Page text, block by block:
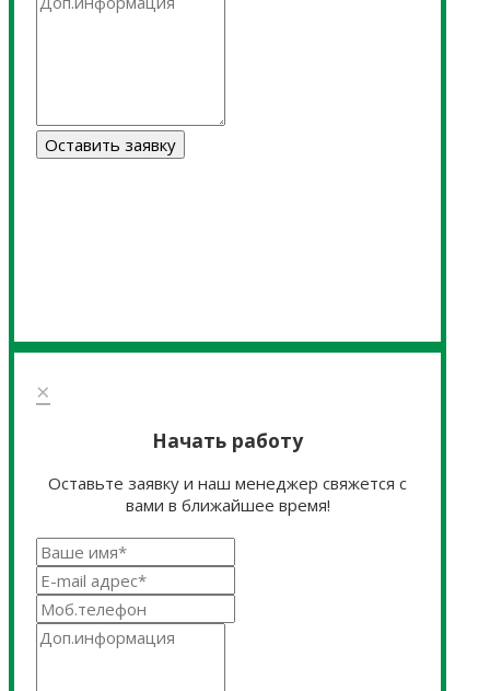
Оставить заявку
×
Начать работу
Оставьте заявку и наш менеджер свяжется с
вами в ближайшее время!